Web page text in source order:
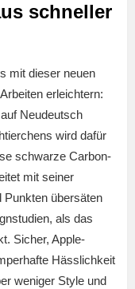
schneller
mit dieser neuen
erleichtern:
Neudeutsch
wird dafür
schwarze Carbon-
mit seiner
Punkten übersäten
als das
Sicher, Apple-
Hässlichkeit
weniger Style und